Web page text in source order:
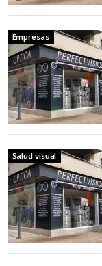
Empresas
Salud visual